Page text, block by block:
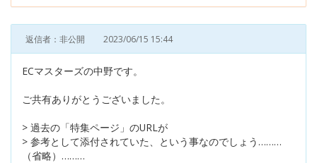
返信者：非公開 2023/06/15 15:44
ECマスターズの中野です。
ご共有ありがとうございました。
> 過去の「特集ページ」のURLが
> 参考として添付されていた、という事なのでしょう………
（省略）………